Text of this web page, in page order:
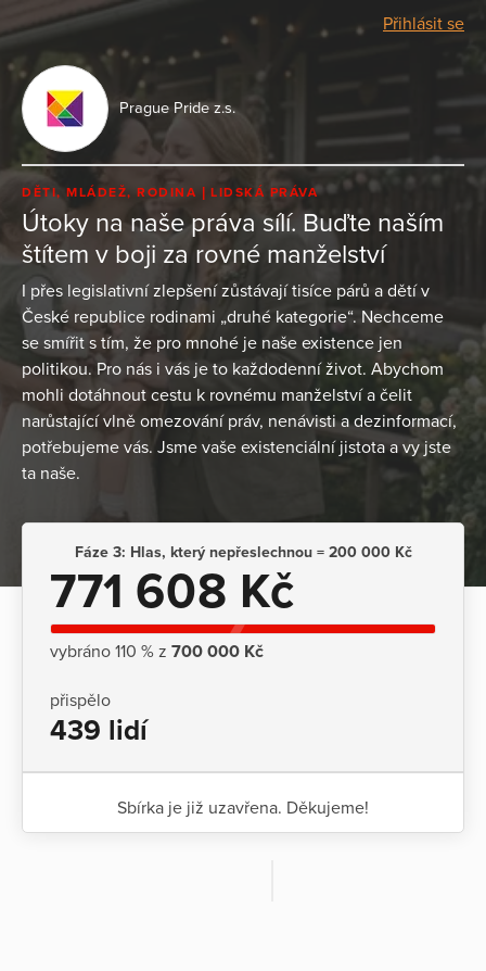
Přihlásit se
Prague Pride z.s.
DĚTI, MLÁDEŽ, RODINA LIDSKÁ PRÁVA
Útoky na naše práva sílí. Buďte naším
štítem v boji za rovné manželství
I přes legislativní zlepšení zůstávají tisíce párů a dětí v
České republice rodinami „druhé kategorie“. Nechceme
se smířit s tím, že pro mnohé je naše existence jen
politikou. Pro nás i vás je to každodenní život. Abychom
mohli dotáhnout cestu k rovnému manželství a čelit
narůstající vlně omezování práv, nenávisti a dezinformací,
potřebujeme vás. Jsme vaše existenciální jistota a vy jste
ta naše.
Fáze 3: Hlas, který nepřeslechnou = 200 000 Kč
771 608 Kč
vybráno 110 % z 700 000 Kč
přispělo
439 lidí
Sbírka je již uzavřena. Děkujeme!